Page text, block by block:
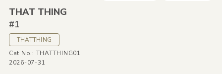
THAT THING
#1
THATTHING
Cat No.: THATTHING01
2026-07-31